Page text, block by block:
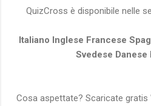
QuizCross è disponibile nelle
Italiano Inglese Francese
Svedese Danese
Cosa aspettate? Scaricate gratis